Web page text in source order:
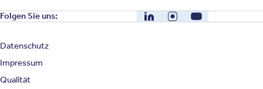
Folgen Sie uns: LinkedInInstagramYouTube
Datenschutz
Impressum
Qualität